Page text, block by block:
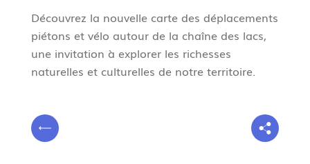
Découvrez la nouvelle carte des déplacements
piétons et vélo autour de la chaîne des lacs,
une invitation à explorer les richesses
naturelles et culturelles de notre territoire.
V
o
P